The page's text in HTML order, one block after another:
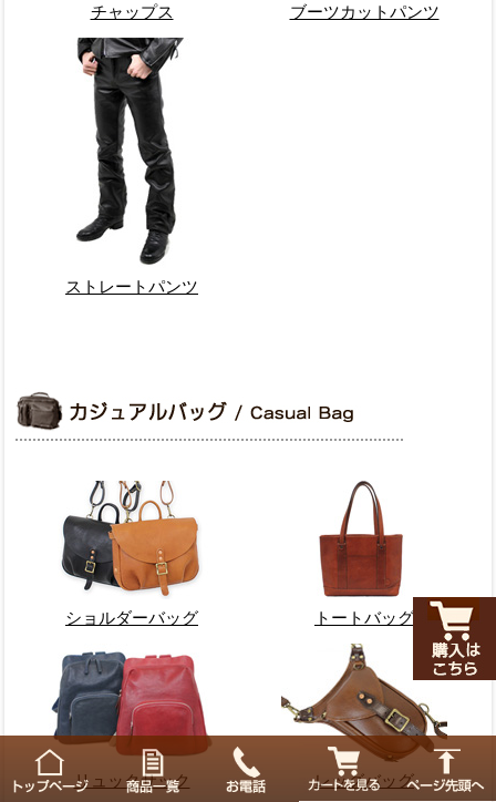
チャップス ブーツカットパンツ
ストレートパンツ
ショルダーバッグ トートバッグ
リュックサック レッグバッグ